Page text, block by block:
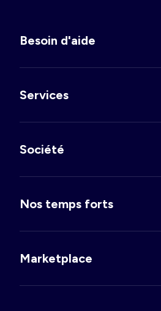
Besoin d'aide
Services
Société
Nos temps forts
Marketplace